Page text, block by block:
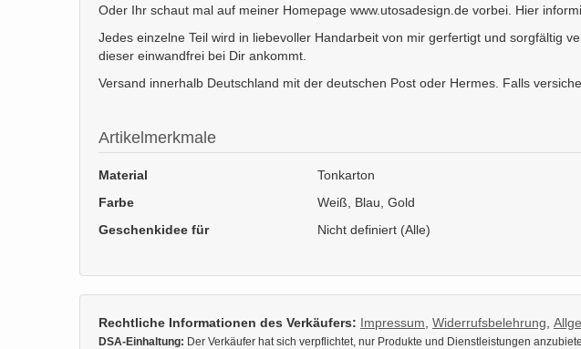
Oder Ihr schaut mal auf meiner Homepage www.utosadesign.de vorbei. Hier
Jedes einzelne Teil wird in liebevoller Handarbeit von mir gerfertigt und sorgfältig
dieser einwandfrei bei Dir ankommt.
Versand innerhalb Deutschland mit der deutschen Post oder Hermes. Falls
Artikelmerkmale
Material
Tonkarton
Farbe
Weiß, Blau, Gold
Geschenkidee für
Nicht definiert (Alle)
Rechtliche Informationen des Verkäufers: Impressum Widerrufsbelehrung
DSA-Einhaltung: Der Verkäufer hat sich verpflichtet, nur Produkte und Dienstleistungen